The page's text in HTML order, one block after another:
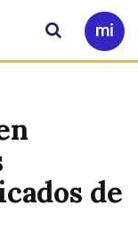
Ir
a
Buscar
de